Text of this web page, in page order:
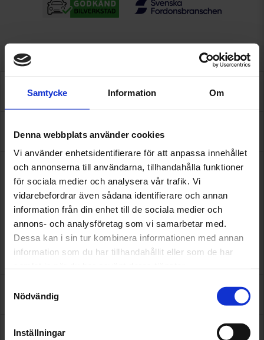
Samtycke Information Om
Denna webbplats använder cookies
Vi använder enhetsidentifierare för att anpassa innehållet
och annonserna till användarna, tillhandahålla funktioner
för sociala medier och analysera vår trafik. Vi
vidarebefordrar även sådana identifierare och annan
information från din enhet till de sociala medier och
annons- och analysföretag som vi samarbetar med.
Dessa kan i sin tur kombinera informationen med annan
information som du har tillhandahållit eller som de har
Nödvändig
Inställningar
Tjänster
Om oss
Vår verkstad är certifierad enligt standarden Godkänd
Bilverkstad. Det innebär att vårt arbete inom kvalitet, miljö
och säkerhet noga granskas av en oberoende tredje part.
För din och vår skull ska det alltid kännas tryggt att lämna
Här kan ni läsa mer om vårt arbete med Godkänd
Bilverkstad
Omdömen
Assistansförsäkring